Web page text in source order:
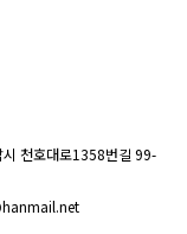
시 천호대로1358번길 99-